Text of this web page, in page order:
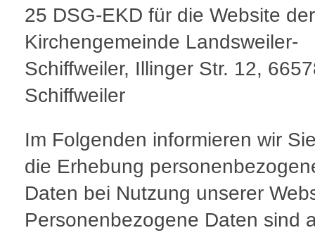
25 DSG-EKD für die Website der
Kirchengemeinde Landsweiler-
Schiffweiler, Illinger Str. 12,
Schiffweiler
Im Folgenden informieren wir
die Erhebung
Daten bei Nutzung unserer
Personenbezogene Daten sind